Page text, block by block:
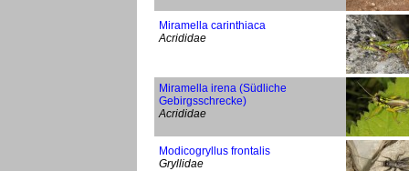
Miramella carinthiaca
Acrididae
Miramella irena (Südliche
Gebirgsschrecke)
Acrididae
Modicogryllus frontalis
Gryllidae